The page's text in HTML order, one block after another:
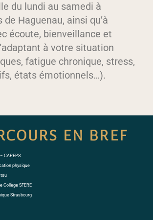
du lundi au samedi à
Haguenau, ainsi qu’à
écoute, bienveillance et
à votre situation
fatigue chronique, stress,
états émotionnels…).
EN BREF
CAPEPS
physique
Collège SFERE
Strasbourg